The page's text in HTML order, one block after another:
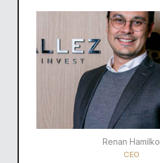
Renan Hamilko​
CEO